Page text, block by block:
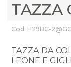
TAZZA
Cod: H29BC-
TAZZA DA
LEONE E